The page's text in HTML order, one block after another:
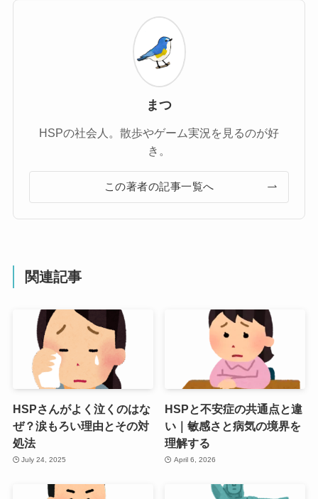
まつ
HSPの社会人。散歩やゲーム実況を見るのが好
き。
この著者の記事一覧へ
関連記事
HSPさんがよく泣くのはな
ぜ？涙もろい理由とその対
処法
July 24, 2025
HSPと不安症の共通点と違
い｜敏感さと病気の境界を
理解する
April 6, 2026